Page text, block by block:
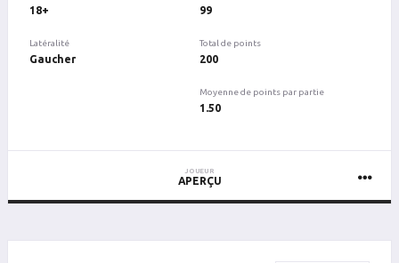
18+
Latéralité
Gaucher
99
Total de points
200
Moyenne de points par partie
1.50
JOUEUR
APERÇU